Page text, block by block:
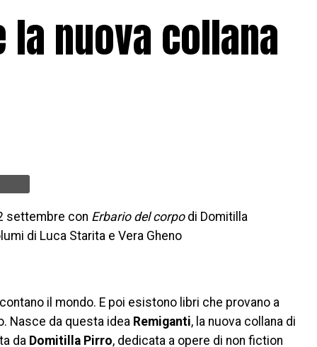
la nuova collana
settembre con Erbario del corpodi Domitilla
di Luca Starita e Vera Gheno
il mondo. E poi esistono libri che provano a
Nasce da questa idea Remiganti, la nuova collana di
da Domitilla Pirro, dedicata a opere di non fiction